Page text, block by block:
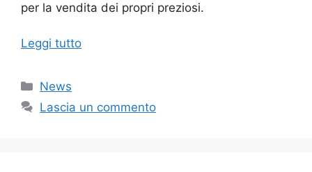
per la vendita dei propri preziosi.
Leggi tutto
Categorie
News
Lascia un commento